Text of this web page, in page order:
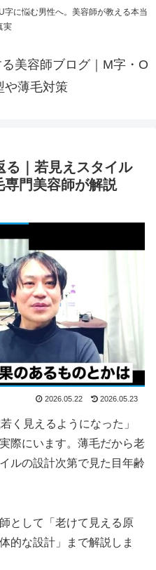
に悩む男性へ。美容師が教える本当
実
美容師ブログ｜M字・O
や薄毛対策
る｜若見えスタイル
門美容師が解説
2026.05.22 2026.05.23
く見えるようになった」
際にいます。薄毛だから老
ルの設計次第で見た目年齢
として「老けて見える原
的な設計」まで解説しま